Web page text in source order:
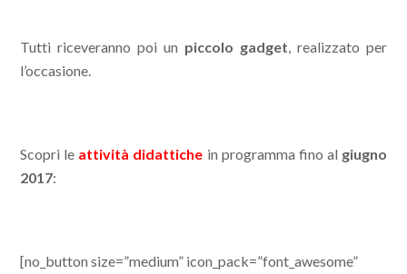
Tutti riceveranno poi un piccolo gadget , realizzato per
l’occasione.
Scopri le attività didattiche in programma fino al giugno
2017:
[no_button size=”medium” icon_pack=”font_awesome”